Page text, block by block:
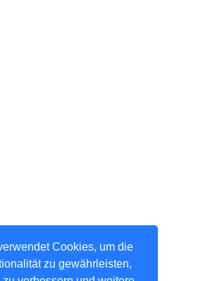
Cookies, um die
zu gewährleisten,